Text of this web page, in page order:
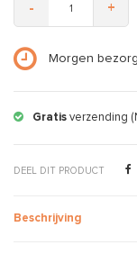
- +
Morgen
Gratis verzending
DEEL DIT PRODUCT
Beschrijving